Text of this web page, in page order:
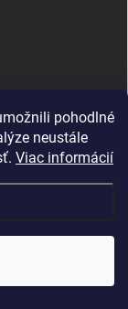
pohodlné
neustále
Viac informácií